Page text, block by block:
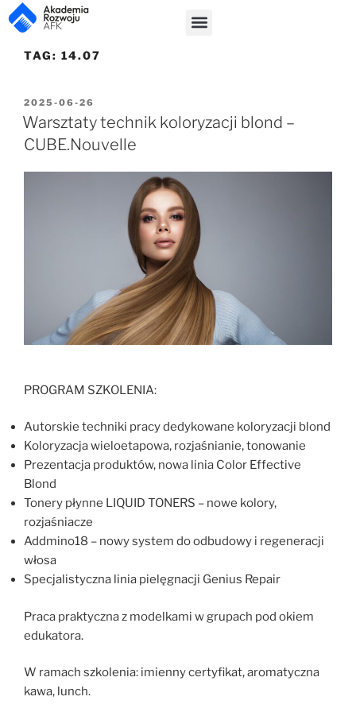
TAG: 14.07
2025-06-26
Warsztaty technik koloryzacji blond –
CUBE.Nouvelle
PROGRAM SZKOLENIA:
Autorskie techniki pracy dedykowane koloryzacji blond
Koloryzacja wieloetapowa, rozjaśnianie, tonowanie
Prezentacja produktów, nowa linia Color Effective
Blond
Tonery płynne LIQUID TONERS – nowe kolory,
rozjaśniacze
Addmino18 – nowy system do odbudowy i regeneracji
włosa
Specjalistyczna linia pielęgnacji Genius Repair
Praca praktyczna z modelkami w grupach pod okiem
edukatora.
W ramach szkolenia: imienny certyfikat, aromatyczna
kawa, lunch.